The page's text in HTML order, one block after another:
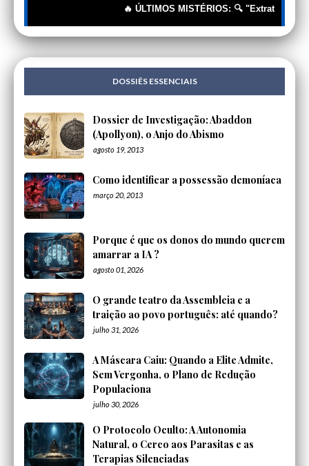
🔥 ÚLTIMOS MISTÉRIOS: 🔍
DOSSIÊS ESSENCIAIS
Dossier de Investigação: Abaddon
(Apollyon), o Anjo do Abismo
agosto 19, 2013
Como identificar a possessão demoníaca
março 20, 2013
Porque é que os donos do mundo querem
amarrar a IA ?
agosto 01, 2026
O grande teatro da Assembleia e a
traição ao povo português: até quando?
julho 31, 2026
A Máscara Caiu: Quando a Elite Admite,
Sem Vergonha, o Plano de Redução
Populaciona
julho 30, 2026
O Protocolo Oculto: A Autonomia
Natural, o Cerco aos Parasitas e as
Terapias Silenciadas